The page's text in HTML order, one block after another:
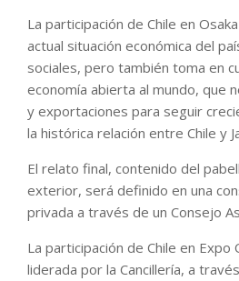
La participación de Chile en
actual situación económica del
sociales, pero también toma en
economía abierta al mundo, que
y exportaciones para seguir
la histórica relación entre Chile y
El relato final, contenido del
exterior, será definido en una
privada a través de un Consejo
La participación de Chile en Expo
liderada por la Cancillería, a